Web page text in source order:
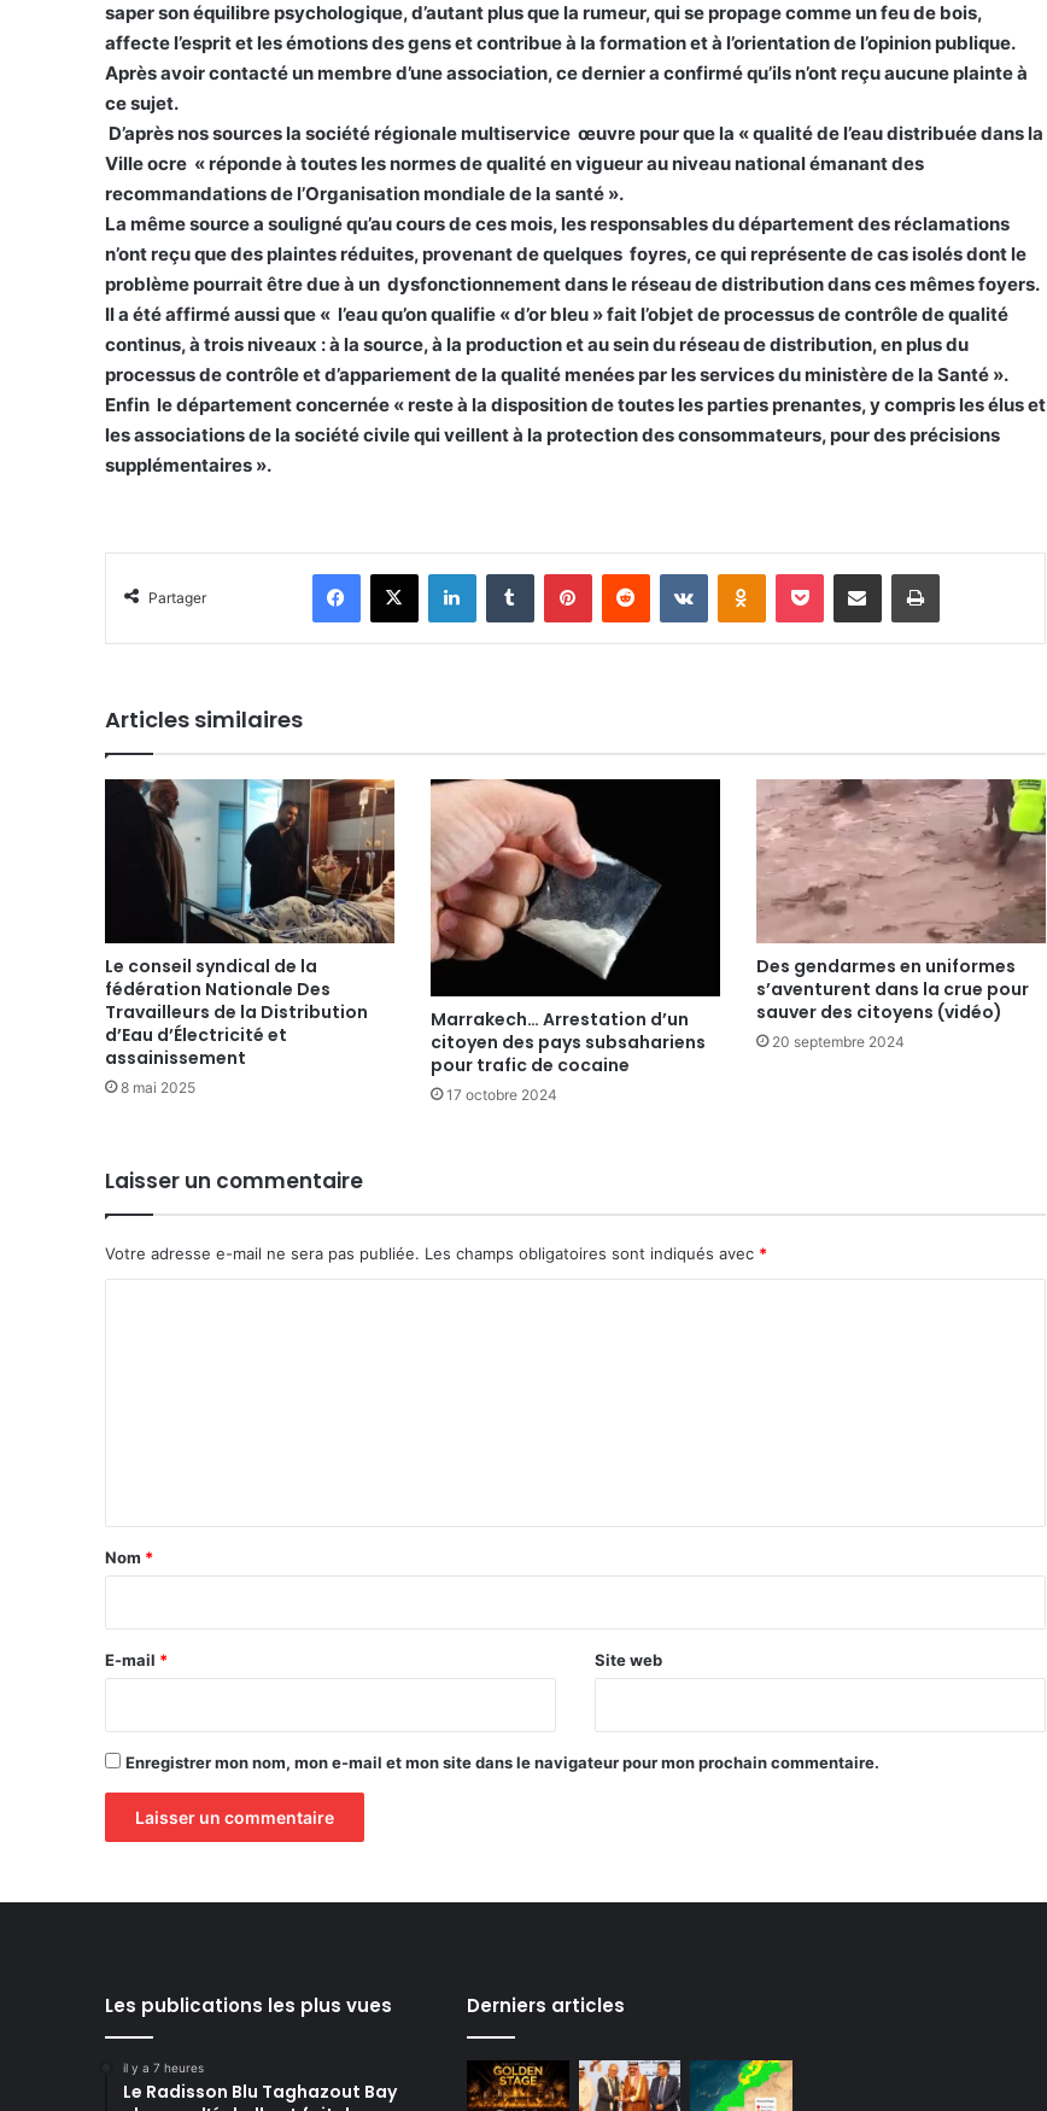
saper son équilibre psychologique, d’autant plus que la rumeur, qui se propage comme un feu de bois,
affecte l’esprit et les émotions des gens et contribue à la formation et à l’orientation de l’opinion publique.
Après avoir contacté un membre d’une association, ce dernier a confirmé qu’ils n’ont reçu aucune plainte à
ce sujet.
D’après nos sources la société régionale multiservice œuvre pour que la « qualité de l’eau distribuée dans la
Ville ocre « réponde à toutes les normes de qualité en vigueur au niveau national émanant des
recommandations de l’Organisation mondiale de la santé ».
La même source a souligné qu’au cours de ces mois, les responsables du département des réclamations
n’ont reçu que des plaintes réduites, provenant de quelques foyres, ce qui représente de cas isolés dont le
problème pourrait être due à un dysfonctionnement dans le réseau de distribution dans ces mêmes foyers.
Il a été affirmé aussi que « l’eau qu’on qualifie « d’or bleu » fait l’objet de processus de contrôle de qualité
continus, à trois niveaux : à la source, à la production et au sein du réseau de distribution, en plus du
processus de contrôle et d’appariement de la qualité menées par les services du ministère de la Santé ».
Enfin le département concernée « reste à la disposition de toutes les parties prenantes, y compris les élus et
les associations de la société civile qui veillent à la protection des consommateurs, pour des précisions
supplémentaires ».
Partager
Facebook X Linkedin Tumblr Pinterest Reddit VKontakte Odnoklassniki Pocket Partager par email Imprimer
Articles similaires
Le conseil syndical de la
fédération Nationale Des
Travailleurs de la Distribution
d’Eau d’Électricité et
assainissement
8 mai 2025
Marrakech… Arrestation d’un
citoyen des pays subsahariens
pour trafic de cocaine
17 octobre 2024
Des gendarmes en uniformes
s’aventurent dans la crue pour
sauver des citoyens (vidéo)
20 septembre 2024
Laisser un commentaire
Votre adresse e-mail ne sera pas publiée. Les champs obligatoires sont indiqués avec *
a
e
Nom *
E-mail * Site web
Enregistrer mon nom, mon e-mail et mon site dans le navigateur pour mon prochain commentaire.
Les publications les plus vues
il y a 7 heures
Le Radisson Blu Taghazout Bay
Derniers articles